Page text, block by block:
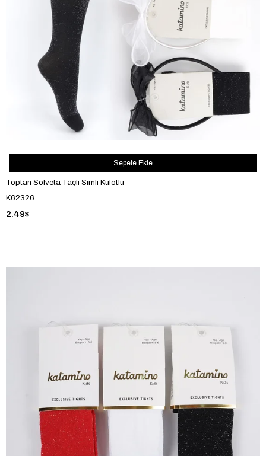
Toptan Solveta Taçlı Simli Külotlu
K62326
2.49$
Sepete Ekle